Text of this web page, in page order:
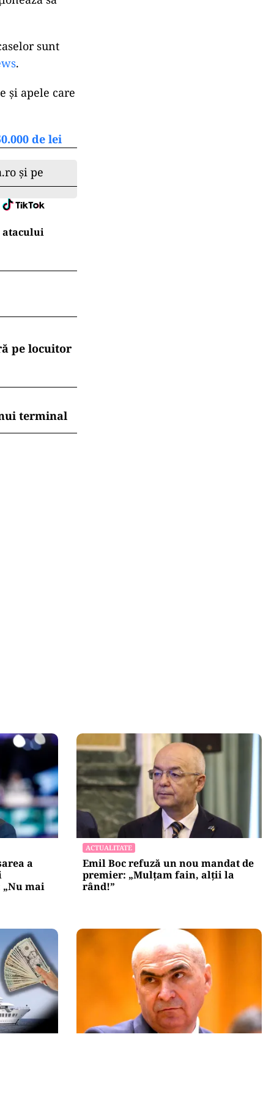
sunt
.
și apele care
de lei
și pe
atacului
pe locuitor
terminal
a
mai
ACTUALITATE
Emil Boc refuză un nou mandat de
premier: „Mulțam fain, alții la
rând!”